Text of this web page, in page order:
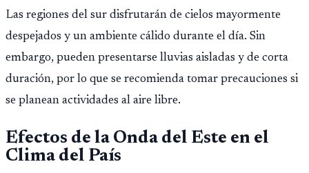
Las regiones del sur disfrutarán de cielos mayormente
despejados y un ambiente cálido durante el día. Sin
embargo, pueden presentarse lluvias aisladas y de corta
duración, por lo que se recomienda tomar precauciones si
se planean actividades al aire libre.
Efectos de la Onda del Este en el
Clima del País